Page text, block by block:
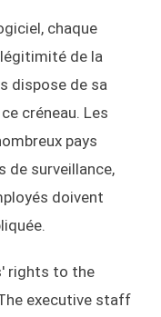
chaque
de la
dispose de sa
créneau. Les
pays
de surveillance,
doivent
rights to the
executive staff